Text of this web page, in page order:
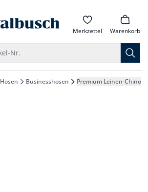
zur Startseite Merkzettel Warenkorb
Nr.
Hosen Businesshosen Premium Leinen-Chino